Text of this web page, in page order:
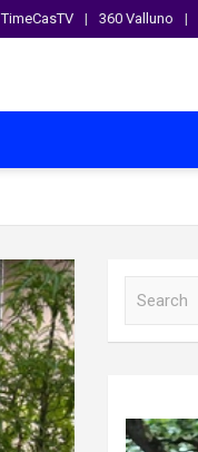
TimeCasTV 360 Valluno